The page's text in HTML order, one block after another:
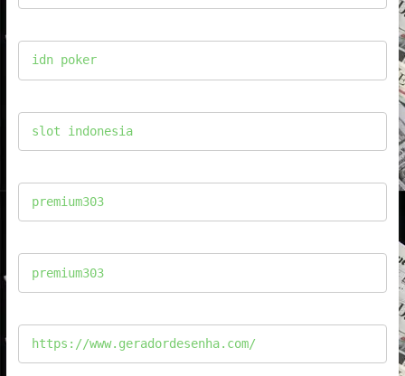
idn poker
slot indonesia
premium303
premium303
https://www.geradordesenha.com/